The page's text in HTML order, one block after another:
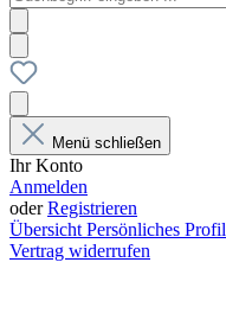
Menü schließen
Ihr Konto
Anmelden
oderRegistrieren
Übersicht Persönliches Profil
Vertrag widerrufen